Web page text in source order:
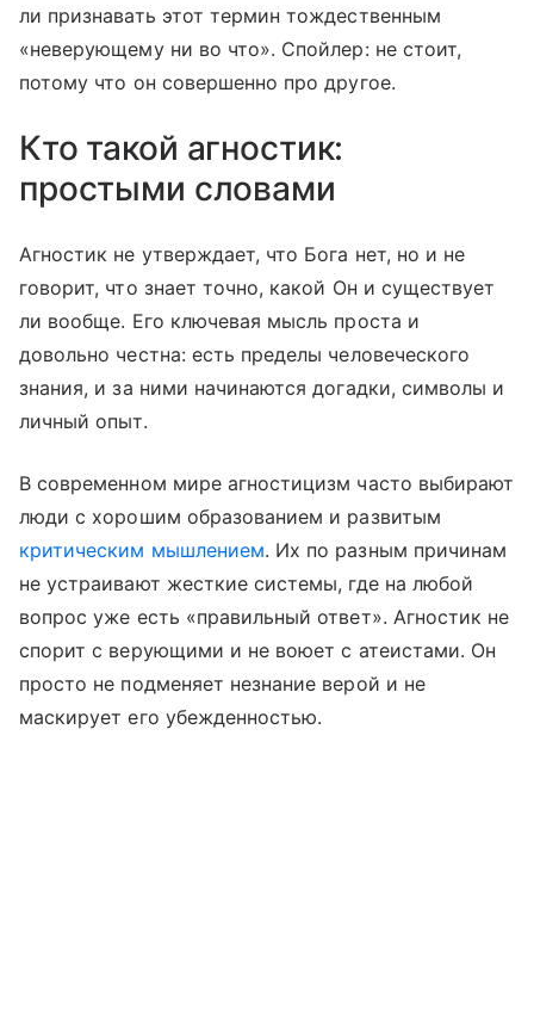
ли признавать этот термин тождественным
«неверующему ни во что». Спойлер: не стоит,
потому что он совершенно про другое.
Кто такой агностик:
простыми словами
Агностик не утверждает, что Бога нет, но и не
говорит, что знает точно, какой Он и существует
ли вообще. Его ключевая мысль проста и
довольно честна: есть пределы человеческого
знания, и за ними начинаются догадки, символы и
личный опыт.
В современном мире агностицизм часто выбирают
люди с хорошим образованием и развитым
критическим мышлением. Их по разным причинам
не устраивают жесткие системы, где на любой
вопрос уже есть «правильный ответ». Агностик не
спорит с верующими и не воюет с атеистами. Он
просто не подменяет незнание верой и не
маскирует его убежденностью.